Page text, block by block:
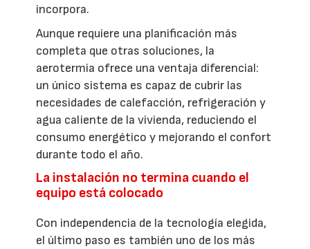
incorpora.
Aunque requiere una planificación más
completa que otras soluciones, la
aerotermia ofrece una ventaja diferencial:
un único sistema es capaz de cubrir las
necesidades de calefacción, refrigeración y
agua caliente de la vivienda, reduciendo el
consumo energético y mejorando el confort
durante todo el año.
La instalación no termina cuando el
equipo está colocado
Con independencia de la tecnología elegida,
el último paso es también uno de los más